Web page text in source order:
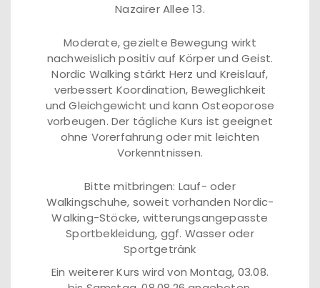
Nazairer Allee 13.
Moderate, gezielte Bewegung wirkt
nachweislich positiv auf Körper und Geist.
Nordic Walking stärkt Herz und Kreislauf,
verbessert Koordination, Beweglichkeit
und Gleichgewicht und kann Osteoporose
vorbeugen. Der tägliche Kurs ist geeignet
ohne Vorerfahrung oder mit leichten
Vorkenntnissen.
Bitte mitbringen: Lauf- oder
Walkingschuhe, soweit vorhanden Nordic-
Walking-Stöcke, witterungsangepasste
Sportbekleidung, ggf. Wasser oder
Sportgetränk
Ein weiterer Kurs wird von Montag, 03.08.